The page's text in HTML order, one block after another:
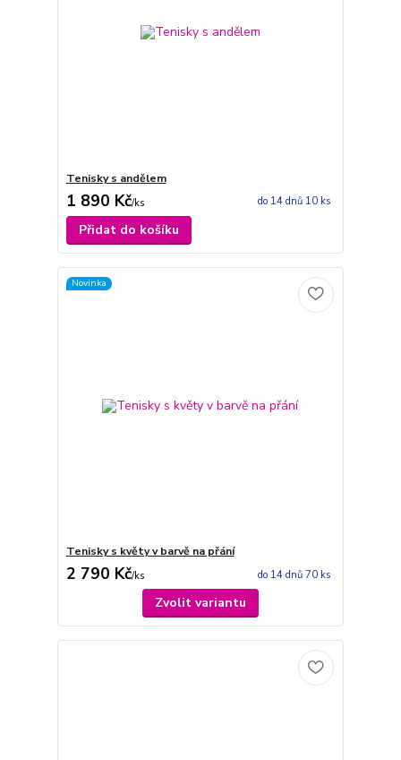
Tenisky s andělem
1 890 Kč/ks do 14 dnů 10 ks
Přidat do košíku
Novinka
Tenisky s květy v barvě na přání
2 790 Kč/ks do 14 dnů 70 ks
Zvolit variantu